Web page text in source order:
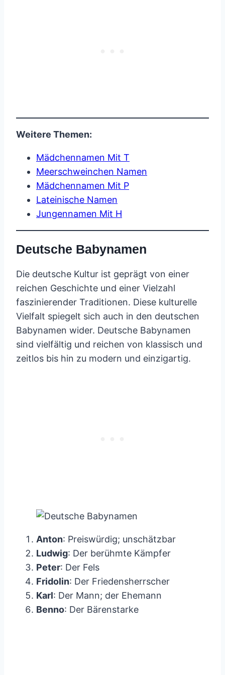
Weitere Themen:
Mädchennamen Mit T
Meerschweinchen Namen
Mädchennamen Mit P
Lateinische Namen
Jungennamen Mit H
Deutsche Babynamen
Die deutsche Kultur ist geprägt von einer
reichen Geschichte und einer Vielzahl
faszinierender Traditionen. Diese kulturelle
Vielfalt spiegelt sich auch in den deutschen
Babynamen wider. Deutsche Babynamen
sind vielfältig und reichen von klassisch und
zeitlos bis hin zu modern und einzigartig.
Anton: Preiswürdig; unschätzbar
Ludwig: Der berühmte Kämpfer
Peter: Der Fels
Fridolin: Der Friedensherrscher
Karl: Der Mann; der Ehemann
Benno: Der Bärenstarke